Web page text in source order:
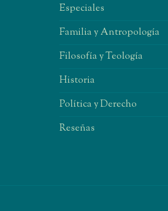
Especiales
Familia y Antropología
Filosofía y Teología
Historia
Política y Derecho
Reseñas